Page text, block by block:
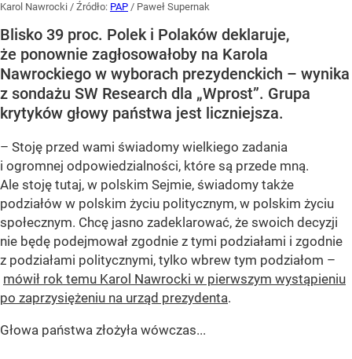
Karol Nawrocki / Źródło: PAP / Paweł Supernak
Blisko 39 proc. Polek i Polaków deklaruje,
że ponownie zagłosowałoby na Karola
Nawrockiego w wyborach prezydenckich – wynika
z sondażu SW Research dla „Wprost”. Grupa
krytyków głowy państwa jest liczniejsza.
– Stoję przed wami świadomy wielkiego zadania
i ogromnej odpowiedzialności, które są przede mną.
Ale stoję tutaj, w polskim Sejmie, świadomy także
podziałów w polskim życiu politycznym, w polskim życiu
społecznym. Chcę jasno zadeklarować, że swoich decyzji
nie będę podejmował zgodnie z tymi podziałami i zgodnie
z podziałami politycznymi, tylko wbrew tym podziałom –
mówił rok temu Karol Nawrocki w pierwszym wystąpieniu
po zaprzysiężeniu na urząd prezydenta.
Głowa państwa złożyła wówczas...